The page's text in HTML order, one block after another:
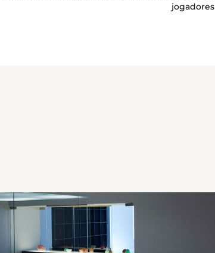
jogadores